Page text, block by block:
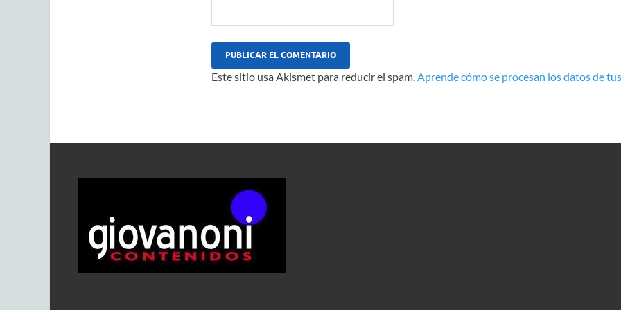
Este sitio usa Akismet para reducir el spam.Aprende cómo se procesan los datos de